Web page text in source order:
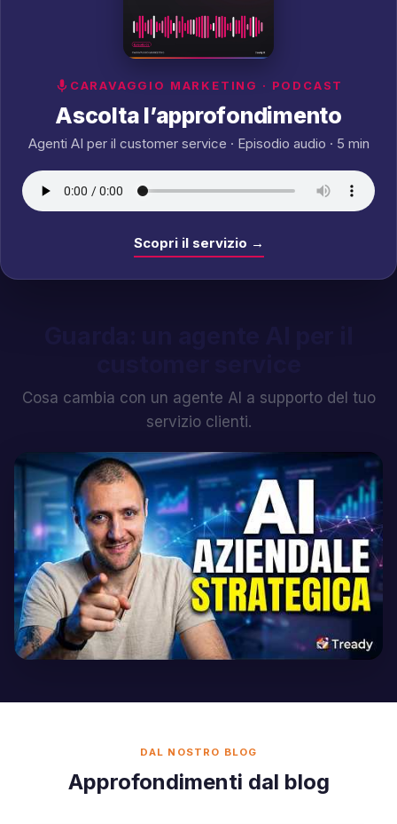
CARAVAGGIO MARKETING · PODCAST
Ascolta l’approfondimento
Agenti AI per il customer service · Episodio audio · 5 min
Scopri il servizio →
Cosa cambia con un agente AI a supporto del tuo
servizio clienti.
DAL NOSTRO BLOG
Approfondimenti dal blog